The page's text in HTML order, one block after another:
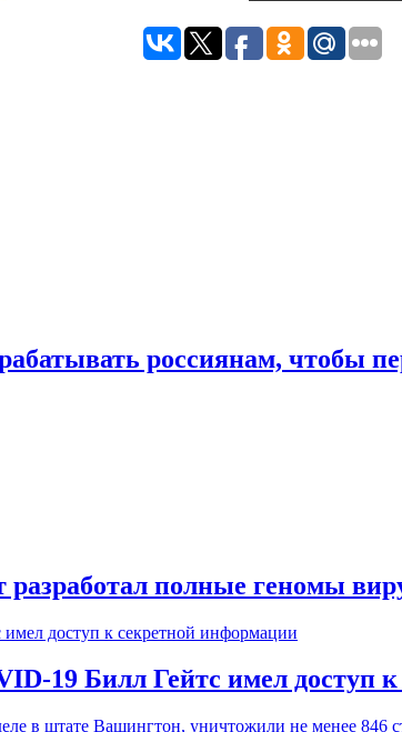
россиянам, чтобы
полные геномы
19 Билл Гейтс имел доступ